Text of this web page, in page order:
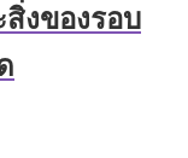
สิ่งของรอบ